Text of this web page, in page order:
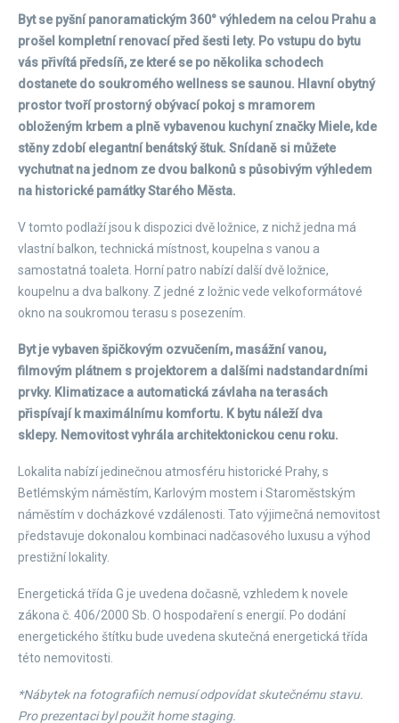
Byt se pyšní panoramatickým 360° výhledem na celou Prahu a
prošel kompletní renovací před šesti lety. Po vstupu do bytu
vás přivítá předsíň, ze které se po několika schodech
dostanete do soukromého wellness se saunou. Hlavní obytný
prostor tvoří prostorný obývací pokoj s mramorem
obloženým krbem a plně vybavenou kuchyní značky Miele, kde
stěny zdobí elegantní benátský štuk. Snídaně si můžete
vychutnat na jednom ze dvou balkonů s působivým výhledem
na historické památky Starého Města.
V tomto podlaží jsou k dispozici dvě ložnice, z nichž jedna má
vlastní balkon, technická místnost, koupelna s vanou a
samostatná toaleta. Horní patro nabízí další dvě ložnice,
koupelnu a dva balkony. Z jedné z ložnic vede velkoformátové
okno na soukromou terasu s posezením.
Byt je vybaven špičkovým ozvučením, masážní vanou,
filmovým plátnem s projektorem a dalšími nadstandardními
prvky. Klimatizace a automatická závlaha na terasách
přispívají k maximálnímu komfortu. K bytu náleží dva
sklepy. Nemovitost vyhrála architektonickou cenu roku.
Lokalita nabízí jedinečnou atmosféru historické Prahy, s
Betlémským náměstím, Karlovým mostem i Staroměstským
náměstím v docházkové vzdálenosti. Tato výjimečná nemovitost
představuje dokonalou kombinaci nadčasového luxusu a výhod
prestižní lokality.
Energetická třída G je uvedena dočasně, vzhledem k novele
zákona č. 406/2000 Sb. O hospodaření s energií. Po dodání
energetického štítku bude uvedena skutečná energetická třída
této nemovitosti.
*Nábytek na fotografiích nemusí odpovídat skutečnému stavu.
Pro prezentaci byl použit home staging.